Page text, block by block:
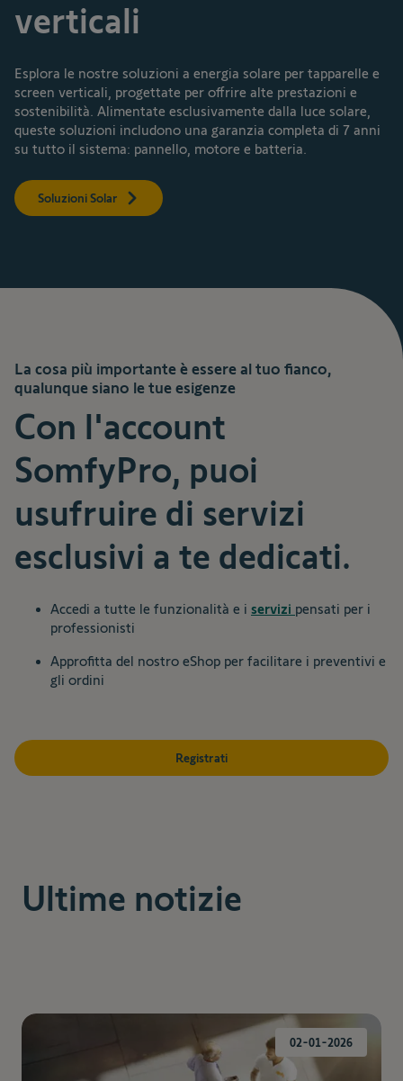
verticali
Esplora le nostre soluzioni a energia solare per tapparelle e
screen verticali, progettate per offrire alte prestazioni e
sostenibilità. Alimentate esclusivamente dalla luce solare,
queste soluzioni includono una garanzia completa di 7 anni
su tutto il sistema: pannello, motore e batteria.​
Soluzioni Solar
La cosa più importante è essere al tuo fianco,
qualunque siano le tue esigenze
Con l'account
SomfyPro, puoi
usufruire di servizi
esclusivi a te dedicati.
Accedi a tutte le funzionalità e i servizi pensati per i
professionisti
Approfitta del nostro eShop per facilitare i preventivi e
gli ordini
Registrati
Ultime notizie
02-01-2026